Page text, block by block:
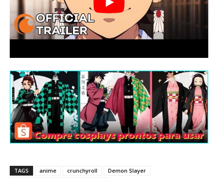
TAGS anime crunchyroll
Demon Slayer